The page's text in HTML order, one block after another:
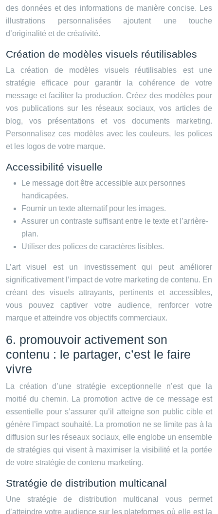
des données et des informations de manière concise. Les
illustrations personnalisées ajoutent une touche
d’originalité et de créativité.
Création de modèles visuels réutilisables
La création de modèles visuels réutilisables est une
stratégie efficace pour garantir la cohérence de votre
message et faciliter la production. Créez des modèles pour
vos publications sur les réseaux sociaux, vos articles de
blog, vos présentations et vos documents marketing.
Personnalisez ces modèles avec les couleurs, les polices
et les logos de votre marque.
Accessibilité visuelle
Le message doit être accessible aux personnes
handicapées.
Fournir un texte alternatif pour les images.
Assurer un contraste suffisant entre le texte et l’arrière-
plan.
Utiliser des polices de caractères lisibles.
L’art visuel est un investissement qui peut améliorer
significativement l’impact de votre marketing de contenu. En
créant des visuels attrayants, pertinents et accessibles,
vous pouvez captiver votre audience, renforcer votre
marque et atteindre vos objectifs commerciaux.
6. promouvoir activement son
contenu : le partager, c’est le faire
vivre
La création d’une stratégie exceptionnelle n’est que la
moitié du chemin. La promotion active de ce message est
essentielle pour s’assurer qu’il atteigne son public cible et
génère l’impact souhaité. La promotion ne se limite pas à la
diffusion sur les réseaux sociaux, elle englobe un ensemble
de stratégies qui visent à maximiser la visibilité et la portée
de votre stratégie de contenu marketing.
Stratégie de distribution multicanal
Une stratégie de distribution multicanal vous permet
d’atteindre votre audience sur les plateformes où elle est la